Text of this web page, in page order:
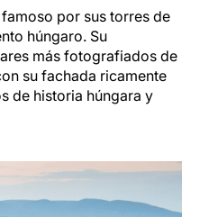
famoso por sus torres de
húngaro. Su
más fotografiados de
su fachada ricamente
de historia húngara y